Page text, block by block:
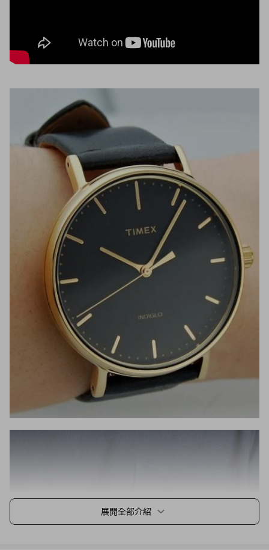
展開全部介紹